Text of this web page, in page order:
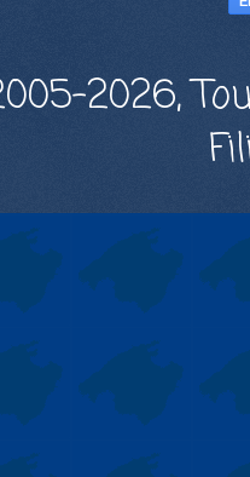
2026,